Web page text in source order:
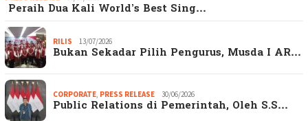
Peraih Dua Kali World’s Best Sing…
RILIS 13/07/2026
Bukan Sekadar Pilih Pengurus, Musda I AR…
CORPORATE, PRESS RELEASE 30/06/2026
Public Relations di Pemerintah, Oleh S.S…